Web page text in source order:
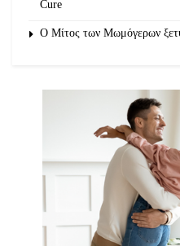
Cure
O Μίτος των Μωμόγερων